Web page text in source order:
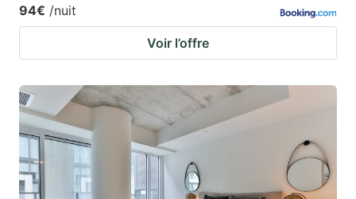
94€ /nuit
Voir l’offre